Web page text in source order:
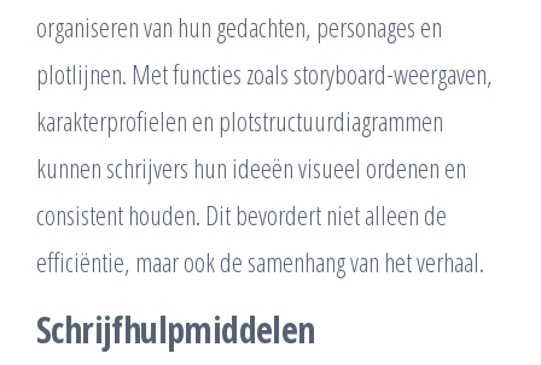
organiseren van hun gedachten, personages en
plotlijnen. Met functies zoals storyboard-weergaven,
karakterprofielen en plotstructuurdiagrammen
kunnen schrijvers hun ideeën visueel ordenen en
consistent houden. Dit bevordert niet alleen de
efficiëntie, maar ook de samenhang van het verhaal.
Schrijfhulpmiddelen